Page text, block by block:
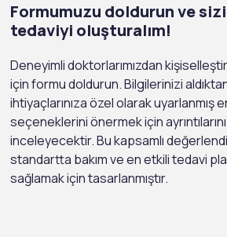
Formumuzu doldurun ve
tedaviyi oluşturalım!
Deneyimli doktorlarımızdan
için formu doldurun. Bilgilerinizi
ihtiyaçlarınıza özel olarak uyarlanmış
seçeneklerini önermek için
inceleyecektir. Bu kapsamlı
standartta bakım ve en etkili tedavi
sağlamak için tasarlanmıştır.